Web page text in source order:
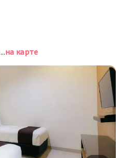
Jalan Siwalankerto No. 146-148 Wonocolo Kota, Сурабаяна карте